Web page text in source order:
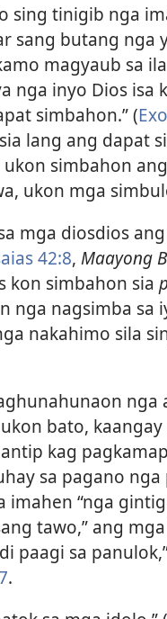
sing tinigib nga
sang butang nga
magyaub sa
nga inyo Dios isa
simbahon.” (
lang ang dapat
simbahon
ukon mga
mga diosdios
42:8, Maayong
kon simbahon sia
nga nagsimba sa
nakahimo sila
nga
bato,
kag
sa pagano
imahen “nga
tawo,” ang
paagi sa
.